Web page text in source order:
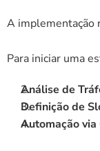
A implementação
Para iniciar uma
Análise de
Definição de
Automação via